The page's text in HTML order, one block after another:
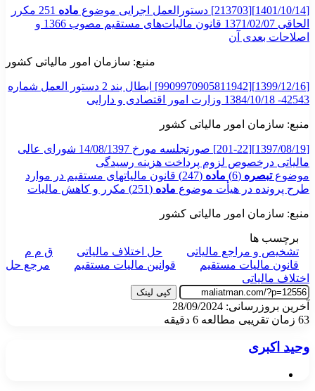
[1401/10/14][213703] دستورالعمل اجرایی موضوع ماده
251 مکرر
الحاقی 1371/02/07 قانون مالیات‌های مستقیم مصوب 1366 و
اصلاحات بعدی آن
منبع: سازمان امور مالیاتی کشور
[1399/12/16][9909970905811942] ابطال بند 2 دستور العمل شماره
42543- 1384/10/18 وزارت امور اقتصادی و دارایی
منبع: سازمان امور مالیاتی کشور
[1397/08/19][201-22] صورتجلسه مورخ 14/08/1397 شورای عالی
مالیاتی درخصوص لزوم پرداخت هزینه رسیدگی
موضوعتبصره (6) ماده
(247) قانون مالیات­های مستقیم در موارد
طرح پرونده در هیأت موضوع ماده (251) مکرر و کاهش مالیات
منبع: سازمان امور مالیاتی کشور
برچسب ها
تشخیص و مراجع مالیاتی
حل اختلاف مالیاتی
ق م م
قانون مالیات مستقیم
قوانین مالیات مستقیم
مرجع حل
اختلاف مالیاتی
کپی لینک
آخرین بروزرسانی: 28/09/2024
63 زمان تقریبی مطالعه 6 دقیقه
وحید اکبری